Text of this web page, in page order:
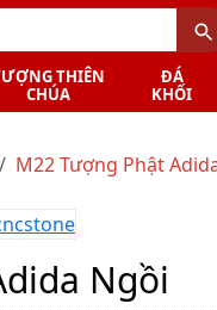
THIÊN
CHÚA
ĐÁ
KHỐI
M22 Tượng Phật
Ngồi